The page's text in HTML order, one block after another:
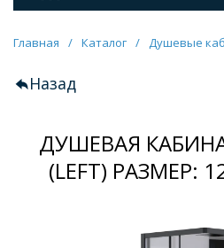
Смесители
Унитазы
Мебель для ванных
Главная / Каталог / Душевые
Назад
ДУШЕВАЯ КАБИНА
(LEFT) РАЗМЕР: